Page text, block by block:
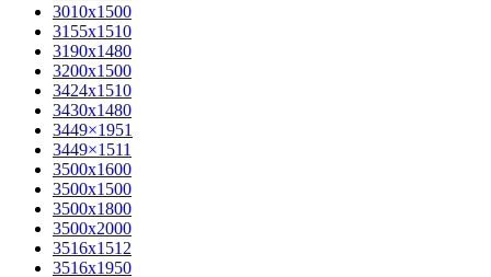
3010х1500
3155х1510
3190х1480
3200х1500
3424х1510
3430х1480
3449×1951
3449×1511
3500x1600
3500х1500
3500х1800
3500х2000
3516х1512
3516х1950